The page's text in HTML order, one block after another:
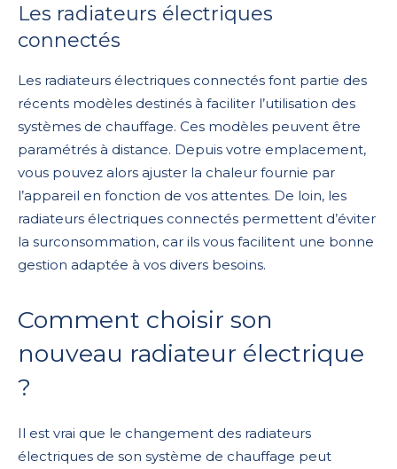
Les radiateurs électriques
connectés
Les radiateurs électriques connectés font partie des
récents modèles destinés à faciliter l’utilisation des
systèmes de chauffage. Ces modèles peuvent être
paramétrés à distance. Depuis votre emplacement,
vous pouvez alors ajuster la chaleur fournie par
l’appareil en fonction de vos attentes. De loin, les
radiateurs électriques connectés permettent d’éviter
la surconsommation, car ils vous facilitent une bonne
gestion adaptée à vos divers besoins.
Comment choisir son
nouveau radiateur électrique
?
Il est vrai que le changement des radiateurs
électriques de son système de chauffage peut